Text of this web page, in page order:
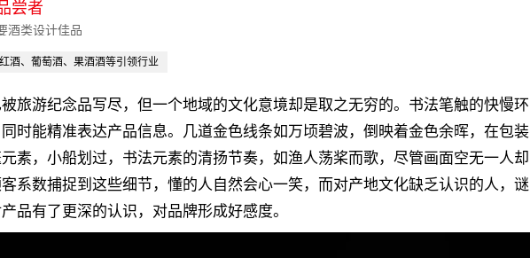
尝者
酒类设计佳品
酒、葡萄酒、果酒酒等引领行业
旅游纪念品写尽，但一个地域的文化意境却是取之无穷的。书法笔触的快慢环
时能精准表达产品信息。几道金色线条如万顷碧波，倒映着金色余晖，在包装
素，小船划过，书法元素的清扬节奏，如渔人荡桨而歌，尽管画面空无一人却
系数捕捉到这些细节，懂的人自然会心一笑，而对产地文化缺乏认识的人，谜
品有了更深的认识，对品牌形成好感度。